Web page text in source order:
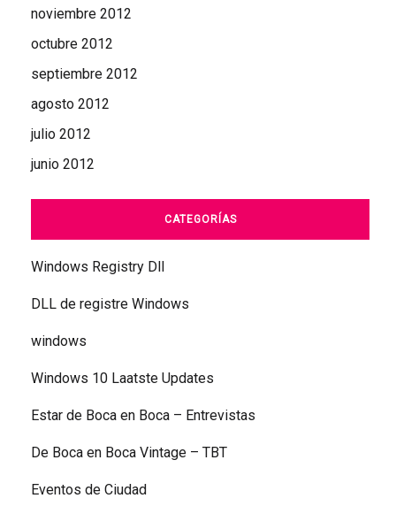
noviembre 2012
octubre 2012
septiembre 2012
agosto 2012
julio 2012
junio 2012
CATEGORÍAS
Windows Registry Dll
DLL de registre Windows
windows
Windows 10 Laatste Updates
Estar de Boca en Boca – Entrevistas
De Boca en Boca Vintage – TBT
Eventos de Ciudad